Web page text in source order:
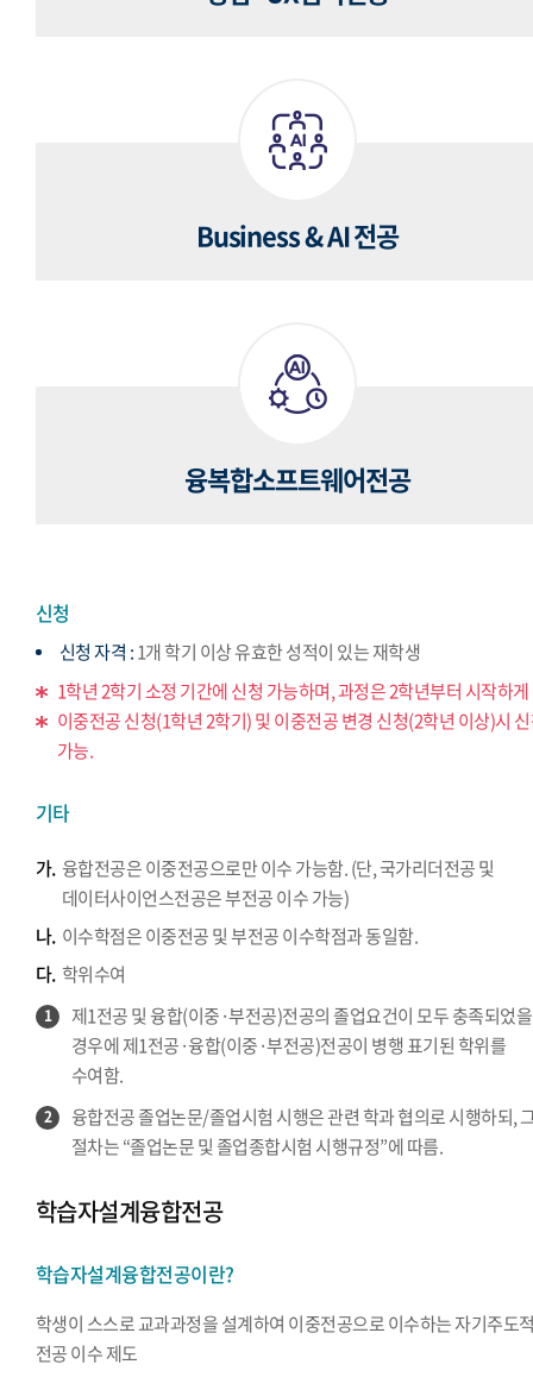
Business & AI 전공
융복합소프트웨어전공
신청
신청 자격 :1개 학기 이상 유효한 성적이 있는 재학생
1학년 2학기 소정 기간에 신청 가능하며, 과정은 2학년부터 시작하
이중전공 신청(1학년 2학기) 및 이중전공 변경 신청(2학년 이상)시
가능.
기타
가. 융합전공은 이중전공으로만 이수 가능함. (단, 국가리더전공 및
데이터사이언스전공은 부전공 이수 가능)
나. 이수학점은 이중전공 및 부전공 이수학점과 동일함.
다. 학위수여
1
제1전공 및 융합(이중·부전공)전공의 졸업요건이 모두 충족되었을
경우에 제1전공·융합(이중·부전공)전공이 병행 표기된 학위를
수여함.
2
융합전공 졸업논문/졸업시험 시행은 관련 학과 협의로 시행하되,
절차는 “졸업논문 및 졸업종합시험 시행규정”에 따름.
학습자설계융합전공
학습자설계융합전공이란?
학생이 스스로 교과과정을 설계하여 이중전공으로 이수하는 자기주도
전공 이수 제도